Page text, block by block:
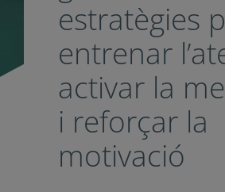
estratègies
entrenar
activar la
memòria i
reforçar la